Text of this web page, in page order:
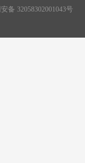
备 32058302001043号